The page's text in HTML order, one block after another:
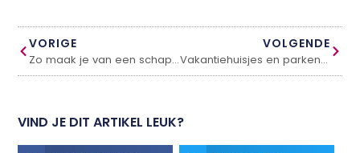
VORIGE
Zo maak je van een schapenhek de mooiste tuinafscheiding
VOLGENDE
Vakantiehuisjes en parken aan het water: wonen in vakantiesfeer
VIND JE DIT ARTIKEL LEUK?